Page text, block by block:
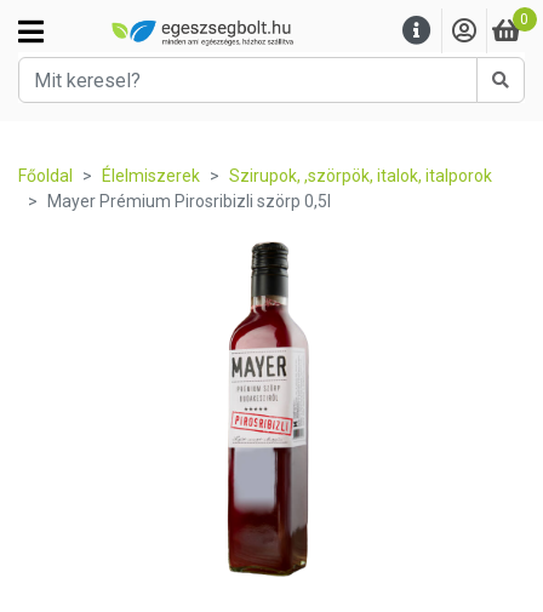
0
Főoldal Élelmiszerek
Szirupok, ,szörpök, italok, italporok
Mayer Prémium Pirosribizli szörp 0,5l